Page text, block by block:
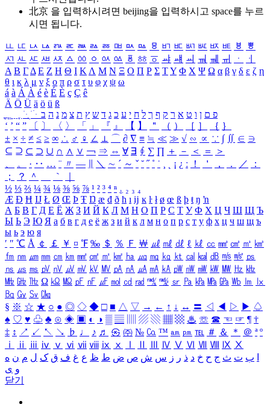
北京 을 입력하시려면 beijing을 입력하시고 space를 누르
시면 됩니다.
ㅥ ㅦ ㅧ ㅨ ㅩ ㅪ ㅫ ㅬ ㅭ ㅮ ㅯ ㅰ ㅱ ㅲ ㅳ ㅴ ㅵ ㅶ ㅷ ㅸ
ㅹ
ㅺ ㅻ ㅼ ㅽ ㅾ ㅿ ㆀ ㆁ ㆂ ㆃ ㆄ ㆅ ㆆ ㆇ ㆈ ㆉ ㆊ ㆋ ㆌ ㆍ
ㆎ
Α Β ΓΔ Ε Ζ Η Θ Ι ΚΛ Μ Ν Ξ Ο Π Ρ Σ ΤΥ Φ Χ Ψ Ω α β γ δ ε ζ η
θ ι κ λ μ ν ξ ο π ρ σ τ υ φ χ ψ ω
á à Á À é è É È ç Ç ê
Ä Ö Ü ä ö ü ß
ִֶֹ ֻּ ׁׂ פ ם ן ו ט א ר ק ף ך ל ח י ע כ ג ד ש ץ ת צ מ נ ה ב
‘ ’ “ ” 〔 〕 〈 〉 「 」 『 』 【 】 ＂ （ ） ［ ］ ｛ ｝
± × ÷ ≠ ≤ ≥ ∞ ∴ ♂ ♀ ∠ ⊥ ⌒ ∂ ∇ ≡ ≒ ≪ ≫ √ ∽ ∝ ∵ ∫ ∬ ∈ ∋
⊆ ⊇ ⊂ ⊃ ∪ ∩ ∧ ∨ ￢ ⇒ ⇔ ∀ ∃ ∮ ∑ ∏ ＋ － ＜ ＝
＞
、
。 · ‥ … ¨ 〃 ― ＼ ∼ ´ ～ ˇ ˘ ˝ ˚ ˙ ¸ ¡ ¿ ː ！ ＇ ， ． ／
：
；
？ ＾ ｀
½ ⅓ ⅔ ¼ ¾ ⅛ ⅜ ⅝ ⅞ ¹ ² ³ ⁴ ⁿ ₁ ₂ ₃ ₄
Æ Ð Ħ Ĳ Ł Ø Œ Þ Ŧ Ŋ æ đ ð ħ ı ĳ ĸ ŀ ł ø œ ß þ ŧ ŋ ŉ
А Б В Г Д Е Ё Ж З И Й К Л М Н О П Р С Т У Ф Х Ц Ч Ш Щ Ъ
Ы Ь Э Ю Я а б в г д е ё ж з и й к л м н о п р с т у ф х ц ч ш щ ъ
ы ь э ю я
′ ″ ℃ Å ￠ ￡ ￥ ¤ ℉ ‰ ＄ ％ Ｆ ￦ ㎕ ㎖ ㎗ ℓ ㎘ ㏄ ㎣ ㎤ ㎥ ㎦
㎙ ㎚ ㎛ ㎜ ㎝ ㎞ ㎟ ㎠ ㎡ ㎢ ㏊ ㎍ ㎎ ㎏ ㏏ ㎈ ㎉ ㏈ ㎧ ㎨ ㎰
㎱ ㎲ ㎳ ㎴ ㎵ ㎶ ㎷ ㎸ ㎹ ㎀ ㎁ ㎂ ㎃ ㎄ ㎺ ㎻ ㎽ ㎾ ㎿ ㎐ ㎑
㎒ ㎓ ㎔ Ω ㏀ ㏁ ㎊ ㎋ ㎌ ㏖ ㏅ ㎭ ㎮ ㎯ ㏛ ㎩ ㎪ ㎫ ㎬ ㏝ ㏐
㏓
㏃ ㏉ ㏜ ㏆
§ ※ ☆ ★ ○ ● ◎ ◇ ◆ □ ■ △ ▽ → ← ↑ ↓ ↔ 〓 ◁ ◀ ▷ ▶ ♤
♠ ♡ ♥ ♧ ♣ ⊙ ◈ ▣ ◐ ◑ ▒ ▤ ▨ ▧ ▦ ▩ ♨ ☏ ☎ ☜ ☞ ¶ †
‡ ↕ ↗ ↙ ↖ ↘ ♭ ♩ ♪ ♬ ㉿ ㈜ № ㏇ ™ ㏂ ㏘ ℡ ＃ ＆ ＊ ＠ ª º
ⅰ
ⅱ ⅲ ⅳ ⅴ ⅵ ⅶ ⅷ ⅸ ⅹ Ⅳ Ⅴ Ⅵ Ⅶ Ⅷ Ⅸ Ⅹ
ب ت ث ج ح خ د ذ ر ز س ش ص ض ط ظ ع غ ف ق ک ل م ن ه
و ی
닫기